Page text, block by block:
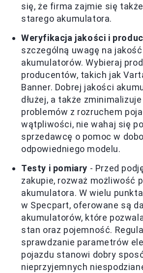
się, że firma zajmie się
starego akumulatora.
Weryfikacja jakości i
szczególną uwagę na
akumulatorów. Wybieraj
producentów, takich jak
Banner. Dobrej jakości
dłużej, a także
problemów z rozruchem
wątpliwości, nie wahaj się
sprzedawcę o pomoc w
odpowiedniego modelu.
Testy i pomiary - Przed
zakupie, rozważ możliwość
akumulatora. W wielu
w Specpart, oferowane są
akumulatorów, które
stan oraz pojemność.
sprawdzanie parametrów
pojazdu stanowi dobry
nieprzyjemnych